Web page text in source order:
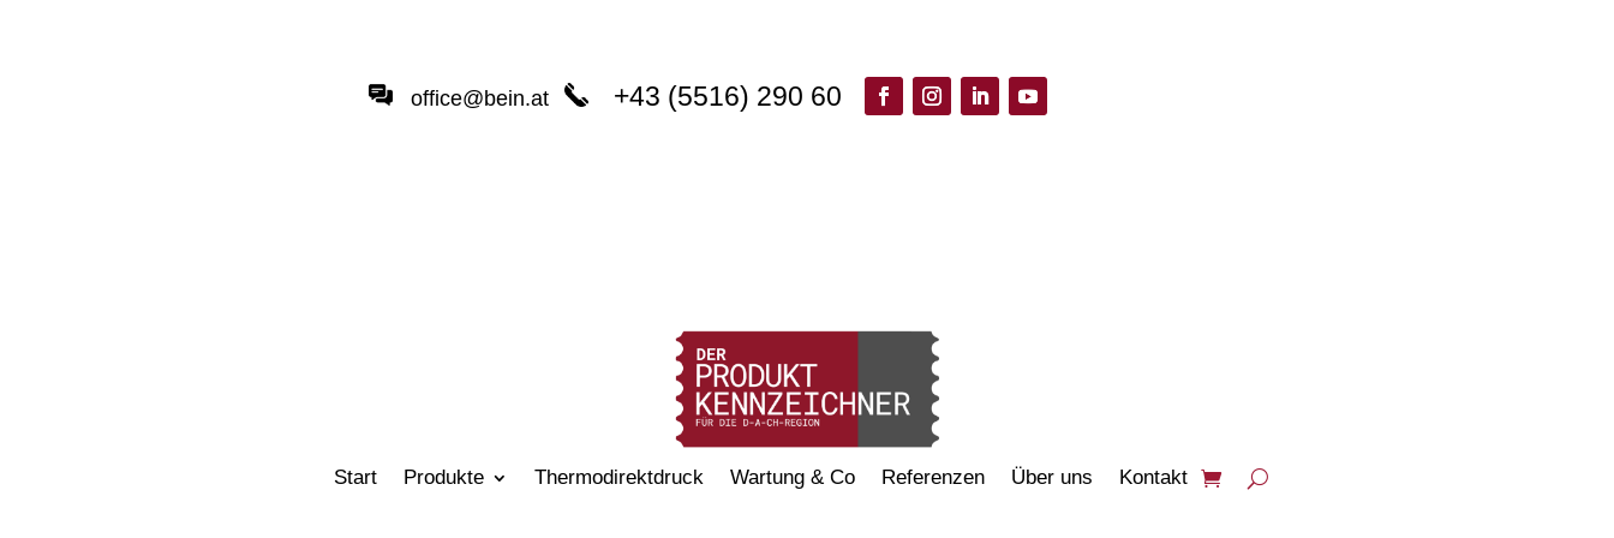
office@bein.at +43 (5516) 290 60
Start Produkte Thermodirektdruck Wartung & Co Referenzen Über uns Kontakt